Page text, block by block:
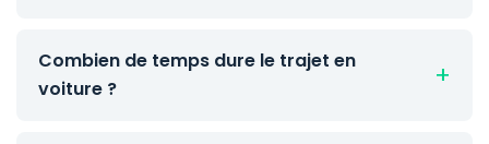
Combien de temps dure le trajet en
voiture ?